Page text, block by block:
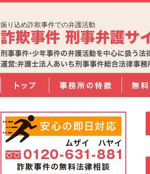
振り込め詐欺事件での弁護活動